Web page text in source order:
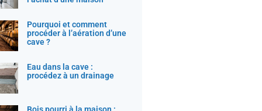
Pourquoi et comment
procéder à l’aération d’une
cave ?
Eau dans la cave :
procédez à un drainage
Bois pourri à la maison :